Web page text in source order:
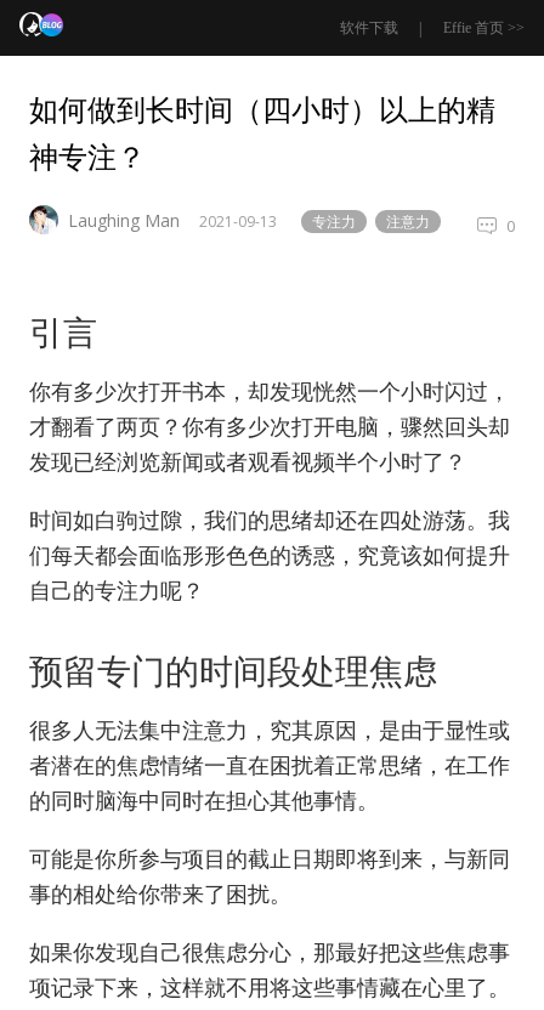
软件下载 | Effie 首页 >>
如何做到长时间（四小时）以上的精
神专注？
Laughing Man 2021-09-13 专注力 注意力 0
引言
你有多少次打开书本，却发现恍然一个小时闪过，
才翻看了两页？你有多少次打开电脑，骤然回头却
发现已经浏览新闻或者观看视频半个小时了？
时间如白驹过隙，我们的思绪却还在四处游荡。我
们每天都会面临形形色色的诱惑，究竟该如何提升
自己的专注力呢？
预留专门的时间段处理焦虑
很多人无法集中注意力，究其原因，是由于显性或
者潜在的焦虑情绪一直在困扰着正常思绪，在工作
的同时脑海中同时在担心其他事情。
可能是你所参与项目的截止日期即将到来，与新同
事的相处给你带来了困扰。
如果你发现自己很焦虑分心，那最好把这些焦虑事
项记录下来，这样就不用将这些事情藏在心里了。